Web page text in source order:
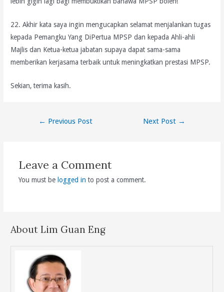
22. Akhir kata saya ingin mengucapkan selamat menjalankan tugas
kepada Pemangku Yang DiPertua MPSP dan kepada Ahli-ahli
Majlis dan Ketua-ketua jabatan supaya dapat sama-sama
memberikan kerjasama terbaik untuk meningkatkan prestasi MPSP.
Sekian, terima kasih.
← Previous Post Next Post →
Leave a Comment
You must be logged in to post a comment.
About Lim Guan Eng